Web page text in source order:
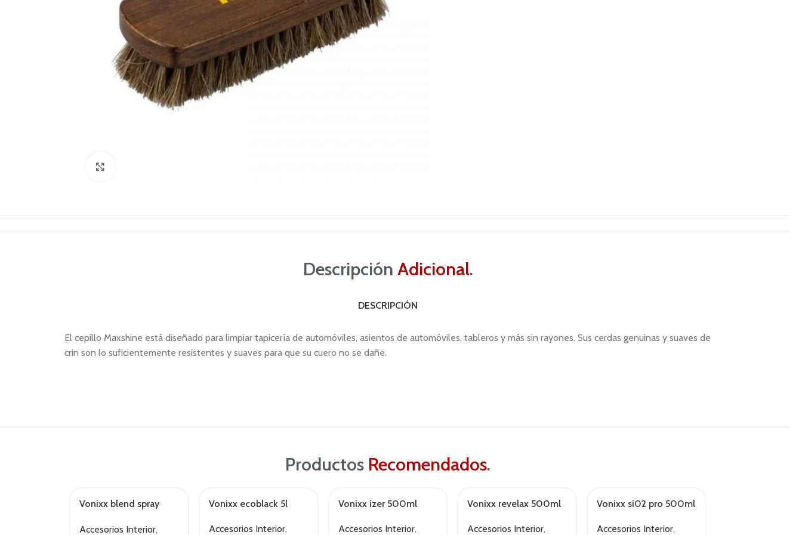
Descripción Adicional.
DESCRIPCIÓN
El cepillo Maxshine está diseñado para limpiar tapicería de automóviles, asientos de automóviles, tableros y más sin rayones. Sus cerdas genuinas y suaves de
crin son lo suficientemente resistentes y suaves para que su cuero no se dañe.
Productos Recomendados.
Vonixx blend spray
Accesorios Interior,
AGOTADO
Vonixx ecoblack 5l
Accesorios Interior,
Vonixx izer 500ml
Accesorios Interior,
Vonixx revelax 500ml
Accesorios Interior,
Vonixx si02 pro 500ml
Accesorios Interior,